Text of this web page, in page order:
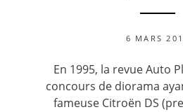
6 MARS
En 1995, la revue Auto
concours de diorama
fameuse Citroën DS